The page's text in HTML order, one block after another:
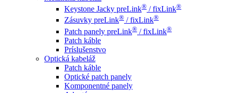
Keystone Jacky preLink® / fixLink®
Zásuvky preLink® / fixLink®
Patch panely preLink® / fixLink®
Patch káble
Príslušenstvo
Optická kabeláž
Patch káble
Optické patch panely
Komponentné panely